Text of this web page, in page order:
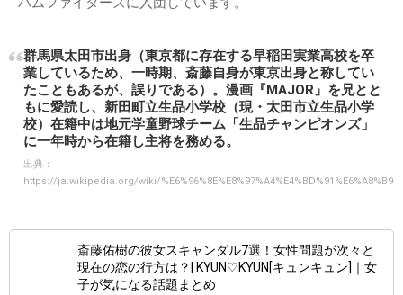
群馬県太田市出身（東京都に存在する早稲田実業高校を卒
業しているため、一時期、斎藤自身が東京出身と称してい
たこともあるが、誤りである）。漫画『MAJOR』を兄とと
もに愛読し、新田町立生品小学校（現・太田市立生品小学
校）在籍中は地元学童野球チーム「生品チャンピオンズ」
に一年時から在籍し主将を務める。
出典：
https://ja.wikipedia.org/wiki/%E6%96%8E%E8%97%A4%E4%BD%91%E6%A8%B9
斎藤佑樹の彼女スキャンダル7選！女性問題が次々と
現在の恋の行方は？| KYUN♡KYUN[キュンキュン]｜女
子が気になる話題まとめ